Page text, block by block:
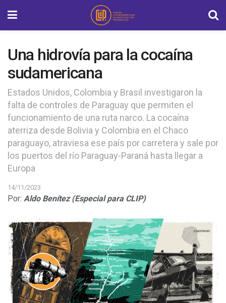
Una hidrovía para la cocaína
sudamericana
Estados Unidos, Colombia y Brasil investigaron la
falta de controles de Paraguay que permiten el
funcionamiento de una ruta narco. La cocaína
aterriza desde Bolivia y Colombia en el Chaco
paraguayo, atraviesa ese país por carretera y sale por
los puertos del río Paraguay-Paraná hasta llegar a
Europa
14/11/2023
Por: Aldo Benítez (Especial para CLIP)